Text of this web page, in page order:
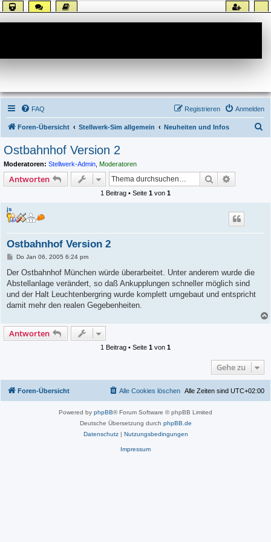
FAQ Anmelden
Registrieren
Foren-Übersicht Stellwerk-Sim allgemein Neuheiten und Infos
Ostbahnhof Version 2
Moderatoren: Stellwerk-Admin Moderatoren
Antworten Suche
1 Beitrag • Seite 1 von 1
js
Ostbahnhof Version 2
B
i
r
a
Do Jan 06, 2005 6:24 pm
Der Ostbahnhof München würde überarbeitet. Unter anderem wurde die
Abstellanlage verändert, so daß Ankupplungen schneller möglich sind
und der Halt Leuchtenbergring wurde komplett umgebaut und entspricht
damit mehr den realen Gegebenheiten.
Antworten
1 Beitrag • Seite 1 von 1
Gehe zu
Foren-Übersicht Alle Zeiten sind UTC+02:00
Alle Cookies löschen
Powered by phpBB® Forum Software © phpBB Limited
Deutsche Übersetzung durch phpBB.de
Datenschutz| Nutzungsbedingungen
Impressum